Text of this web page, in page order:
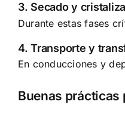
3. Secado y
Durante estas fases
4. Transporte y
En conducciones y
Buenas prácticas